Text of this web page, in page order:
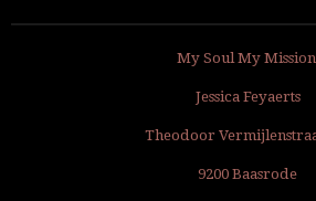
My Soul My Mission
Jessica Feyaerts
Theodoor
9200 Baasrode